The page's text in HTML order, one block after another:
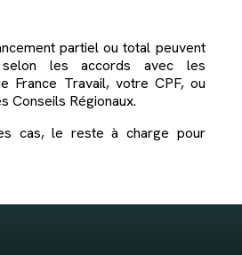
partiel ou total peuvent
les accords avec les
France Travail, votre CPF, ou
Conseils Régionaux.
cas, le reste à charge pour